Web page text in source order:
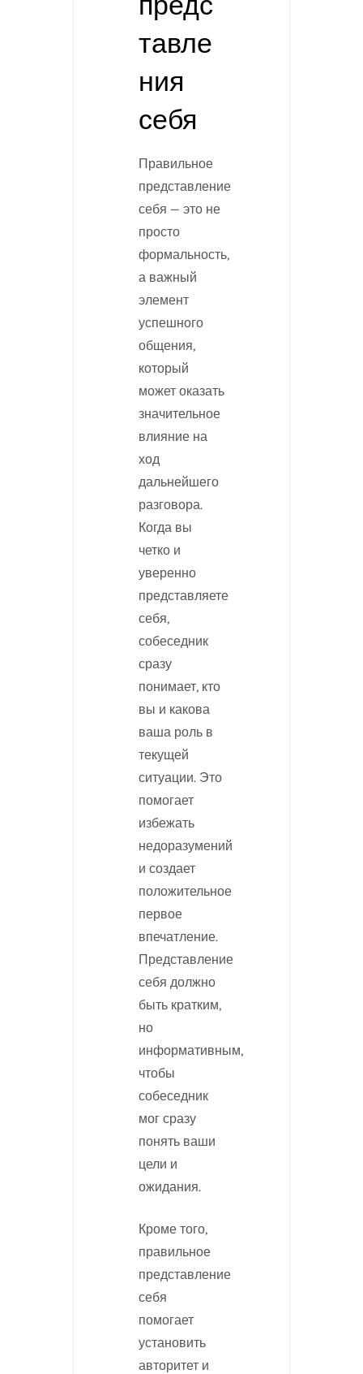
тавле
ния
себя
Правильное
представление
себя — это не
просто
формальность,
а важный
элемент
успешного
общения,
который
может оказать
значительное
влияние на
ход
дальнейшего
разговора.
Когда вы
четко и
уверенно
представляете
себя,
собеседник
сразу
понимает, кто
вы и какова
ваша роль в
текущей
ситуации. Это
помогает
избежать
недоразумений
и создает
положительное
первое
впечатление.
Представление
себя должно
быть кратким,
но
информативным,
чтобы
собеседник
мог сразу
понять ваши
цели и
ожидания.
Кроме того,
правильное
представление
себя
помогает
установить
авторитет и